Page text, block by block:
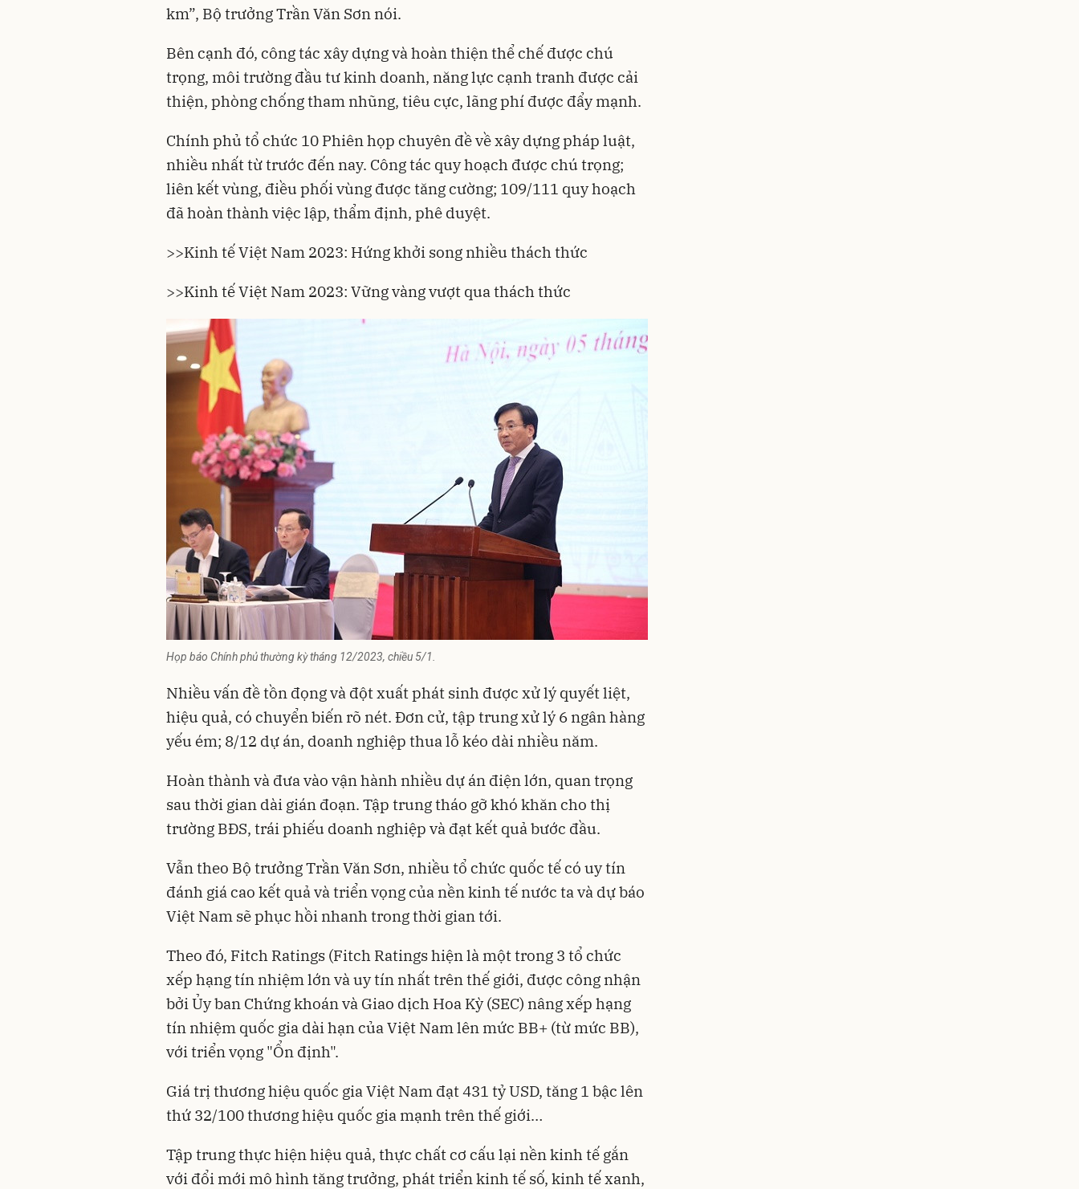
km”, Bộ trưởng Trần Văn Sơn nói.
Bên cạnh đó, công tác xây dựng và hoàn thiện thể chế được chú
trọng, môi trường đầu tư kinh doanh, năng lực cạnh tranh được cải
thiện, phòng chống tham nhũng, tiêu cực, lãng phí được đẩy mạnh.
Chính phủ tổ chức 10 Phiên họp chuyên đề về xây dựng pháp luật,
nhiều nhất từ trước đến nay. Công tác quy hoạch được chú trọng;
liên kết vùng, điều phối vùng được tăng cường; 109/111 quy hoạch
đã hoàn thành việc lập, thẩm định, phê duyệt.
>>Kinh tế Việt Nam 2023: Hứng khởi song nhiều thách thức
>>Kinh tế Việt Nam 2023: Vững vàng vượt qua thách thức
Họp báo Chính phủ thường kỳ tháng 12/2023, chiều 5/1.
Nhiều vấn đề tồn đọng và đột xuất phát sinh được xử lý quyết liệt,
hiệu quả, có chuyển biến rõ nét. Đơn cử, tập trung xử lý 6 ngân hàng
yếu ém; 8/12 dự án, doanh nghiệp thua lỗ kéo dài nhiều năm.
Hoàn thành và đưa vào vận hành nhiều dự án điện lớn, quan trọng
sau thời gian dài gián đoạn. Tập trung tháo gỡ khó khăn cho thị
trường BĐS, trái phiếu doanh nghiệp và đạt kết quả bước đầu.
Vẫn theo Bộ trưởng Trần Văn Sơn, nhiều tổ chức quốc tế có uy tín
đánh giá cao kết quả và triển vọng của nền kinh tế nước ta và dự báo
Việt Nam sẽ phục hồi nhanh trong thời gian tới.
Theo đó, Fitch Ratings (Fitch Ratings hiện là một trong 3 tổ chức
xếp hạng tín nhiệm lớn và uy tín nhất trên thế giới, được công nhận
bởi Ủy ban Chứng khoán và Giao dịch Hoa Kỳ (SEC) nâng xếp hạng
tín nhiệm quốc gia dài hạn của Việt Nam lên mức BB+ (từ mức BB),
với triển vọng "Ổn định".
Giá trị thương hiệu quốc gia Việt Nam đạt 431 tỷ USD, tăng 1 bậc lên
thứ 32/100 thương hiệu quốc gia mạnh trên thế giới…
Tập trung thực hiện hiệu quả, thực chất cơ cấu lại nền kinh tế gắn
với đổi mới mô hình tăng trưởng, phát triển kinh tế số, kinh tế xanh,